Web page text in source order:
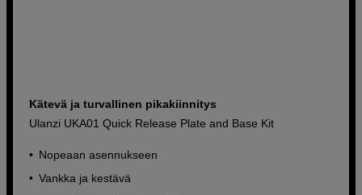
Kätevä ja turvallinen pikakiinnitys
Ulanzi UKA01 Quick Release Plate and Base Kit
Nopeaan asennukseen
Vankka ja kestävä